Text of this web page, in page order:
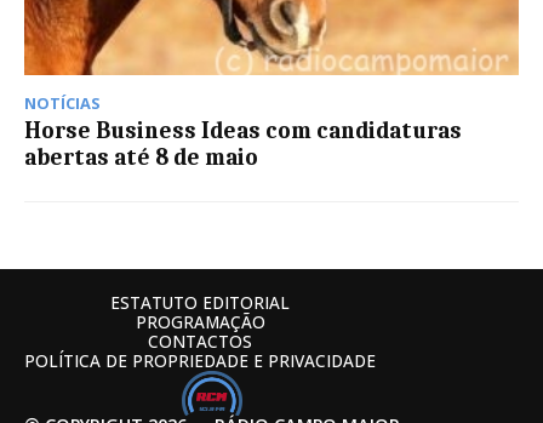
NOTÍCIAS
Horse Business Ideas com candidaturas
abertas até 8 de maio
ESTATUTO EDITORIAL
PROGRAMAÇÃO
CONTACTOS
POLÍTICA DE PROPRIEDADE E PRIVACIDADE